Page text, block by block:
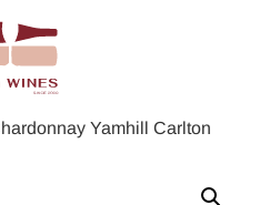
Yamhill Carlton